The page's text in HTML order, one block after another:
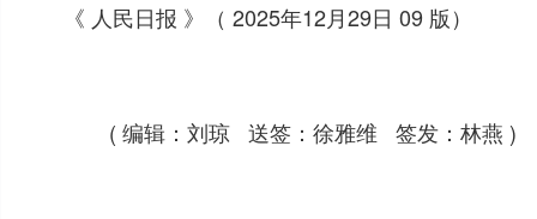
《 人民日报 》（ 2025年12月29日 09 版）
( 编辑：刘琼 送签：徐雅维 签发：林燕 )